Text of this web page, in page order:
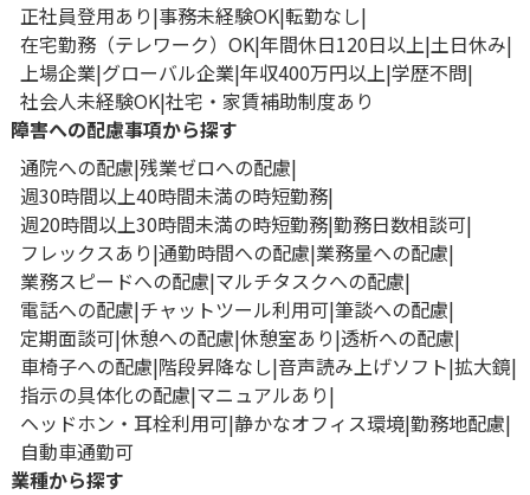
正社員登用あり 事務未経験OK 転勤なし
在宅勤務（テレワーク）OK 年間休日120日以上 土日休み
上場企業 グローバル企業 年収400万円以上 学歴不問
社会人未経験OK 社宅・家賃補助制度あり
障害への配慮事項から探す
通院への配慮 残業ゼロへの配慮
週30時間以上40時間未満の時短勤務
週20時間以上30時間未満の時短勤務 勤務日数相談可
フレックスあり 通勤時間への配慮 業務量への配慮
業務スピードへの配慮 マルチタスクへの配慮
電話への配慮 チャットツール利用可 筆談への配慮
定期面談可 休憩への配慮 休憩室あり 透析への配慮
車椅子への配慮 階段昇降なし 音声読み上げソフト 拡大鏡
指示の具体化の配慮 マニュアルあり
ヘッドホン・耳栓利用可 静かなオフィス環境 勤務地配慮
自動車通勤可
業種から探す